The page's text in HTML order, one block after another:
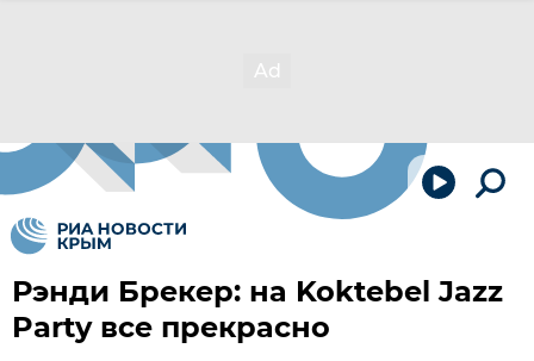
Рэнди Брекер: на Koktebel Jazz
Party все прекрасно